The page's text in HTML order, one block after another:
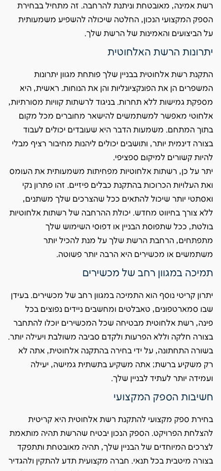
רשת אמינה, מאובטחת וניתנת להרחבה. זה מתחיל בבחירת
הספק המקצועי הנכון, החלטה שיכולה להשפיע משמעותית
על הביצועים והאמינות של הרשת שלך.
יתרונות הרשת האלחוטית
התקנת רשת אלחוטית בבניין שלך פותחת מגוון יתרונות
המשפרים הן את הפונקציונליות והן את הנוחות. ראשית, היא
מספקת גמישות ללא תחרות. בניגוד לרשתות קוויות מסורתיות,
אלחוטי מאפשר למשתמשים להישאר מחוברים מכל מקום
בתוך המתחם. משמעות הדבר היא שעובדים יכולים לעבוד
בצורה דינמית יותר, ותושבים יכולים ליהנות מחיבור רציף מבלי
להיות קשורים למיקום ספציפי.
יתר על כן, רשתות אלחוטיות מפחיתות משמעותית את העומס
ואת העלויות הכרוכות בהתקנת כבלים פיזיים. זהו פתרון נקי
ואסתטי יותר שיכול להתאים ככל שהצרכים שלך משתנים,
ללא צורך בחיווט מחדש. יכולת ההרחבה של רשתות אלחוטיות
בולטת, ככל שתפוסת הבניין או דפוסי השימוש שלך
מתפתחים, הרחבת הרשת שלך על מנת להכיל יותר
משתמשים או מכשירים היא הרבה יותר פשוטה.
תמיכה במגוון רחב של מכשירים
יתרון קריטי נוסף הוא התמיכה במגוון רחב של מכשירים. בעידן
שבו סמארטפונים, טאבלטים ומחשבים ניידים נפוצים בכל
פינה, רשת אלחוטית מבטיחה שכל המכשירים יוכלו להתחבר
בצורה חלקה וללא הפרעות ולקדם סביבה משולבת ויעילה יותר.
בשורה התחתונה, על ידי בחירה בהתקנה אלחוטית, אתה לא
רק משקיע ברשת; אתה משקיע בתשתית גמישה, יעילה
ועמידה יותר לעתיד לבניין שלך.
חשיבות הספק המקצועי
בחירת ספק מקצועי להתקנת רשת אלחוטית היא קריטית
להצלחת הפרויקט. הספק הנכון יבטיח שהרשת תהיה מותאמת
לצרכים המיוחדים של הבניין שלך, תהיה מאובטחת ותתפקד
בצורה מיטבית בכל תנאי. חברה מקצועית תדע להתקין ולהגדיר